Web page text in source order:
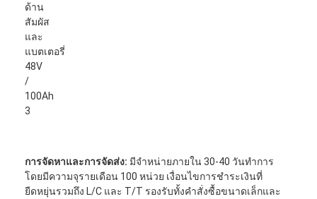
การจัดหาและการจัดส่ง: มีจำหน่ายภายใน 30-40 วันทำการ
โดยมีความจุรายเดือน 100 หน่วย เงื่อนไขการชำระเงินที่
ยืดหยุ่นรวมถึง L/C และ T/T รองรับทั้งคำสั่งซื้อขนาดเล็กและ